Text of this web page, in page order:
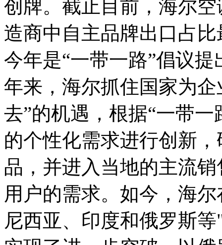
创牌。截止目前，海尔
造商中自主品牌出口占
今年是“一带一路”倡议
年来，海尔抓住国家为
去”的机遇，根据“一带
的个性化需求进行创新
品，并进入当地的主流
用户的需求。如今，海
尼西亚、印度和俄罗斯